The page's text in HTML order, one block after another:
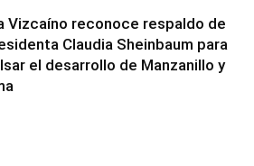
Vizcaíno reconoce respaldo de
Claudia Sheinbaum para
el desarrollo de Manzanillo y